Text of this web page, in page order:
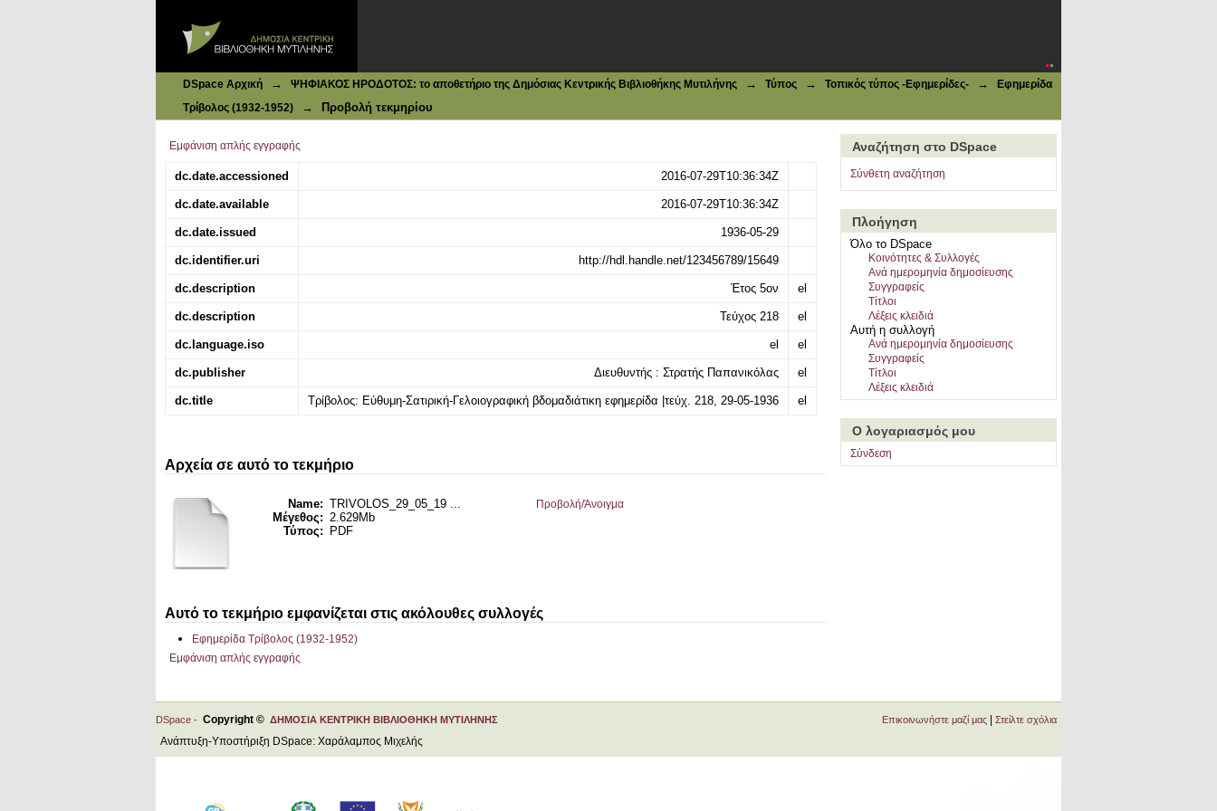
DSpace Αρχική → ΨΗΦΙΑΚΟΣ ΗΡΟΔΟΤΟΣ: το αποθετήριο της Δημόσιας Κεντρικής Βιβλιοθήκης Μυτιλήνης → Τύπος → Τοπικός τύπος -Εφημερίδες- →
Εφημερίδα
Τρίβολος (1932-1952)
→ Προβολή τεκμηρίου
Εμφάνιση απλής εγγραφής
dc.date.accessioned 2016-07-29T10:36:34Z
dc.date.available 2016-07-29T10:36:34Z
dc.date.issued 1936-05-29
dc.identifier.uri http://hdl.handle.net/123456789/15649
dc.description Έτος 5ον el
dc.description Τεύχος 218 el
dc.language.iso el el
dc.publisher Διευθυντής : Στρατής Παπανικόλας el
dc.title Τρίβολος: Εύθυμη-Σατιρική-Γελοιογραφική βδομαδιάτικη εφημερίδα |τεύχ. 218, 29-05-1936 el
Αρχεία σε αυτό το τεκμήριο
Name: TRIVOLOS_29_05_19 ...
Μέγεθος: 2.629Mb
Τύπος:
PDF
Προβολή/Άνοιγμα
Αυτό το τεκμήριο εμφανίζεται στις ακόλουθες συλλογές
Εφημερίδα Τρίβολος (1932-1952)
Εμφάνιση απλής εγγραφής
Αναζήτηση στο DSpace
Σύνθετη αναζήτηση
Πλοήγηση
Όλο το DSpace
Κοινότητες & Συλλογές
Ανά ημερομηνία δημοσίευσης
Συγγραφείς
Τίτλοι
Λέξεις κλειδιά
Αυτή η συλλογή
Ανά ημερομηνία δημοσίευσης
Συγγραφείς
Τίτλοι
Λέξεις κλειδιά
Ο λογαριασμός μου
Σύνδεση
DSpace - Copyright © ΔΗΜΟΣΙΑ ΚΕΝΤΡΙΚΗ ΒΙΒΛΙΟΘΗΚΗ ΜΥΤΙΛΗΝΗΣ
Ανάπτυξη-Υποστήριξη DSpace: Χαράλαμπος Μιχελής
Επικοινωνήστε μαζί μας Στείλτε σχόλια